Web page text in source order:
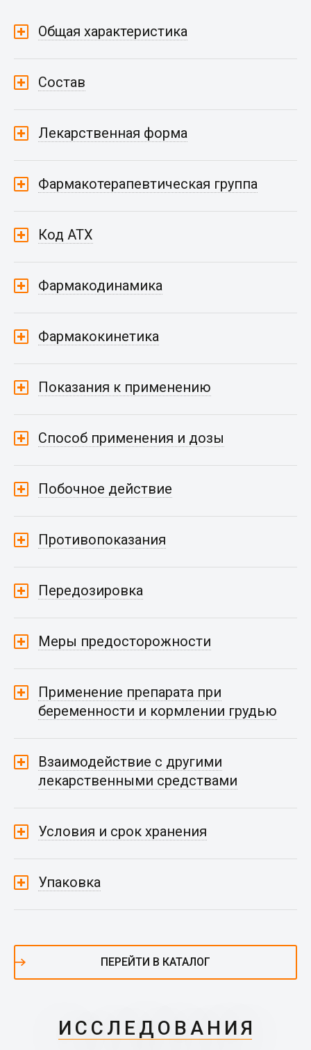
Общая характеристика
Состав
Лекарственная форма
Фармакотерапевтическая группа
Код АТХ
Фармакодинамика
Фармакокинетика
Показания к применению
Способ применения и дозы
Побочное действие
Противопоказания
Передозировка
Меры предосторожности
Применение препарата при
беременности и кормлении грудью
Взаимодействие с другими
лекарственными средствами
Условия и срок хранения
Упаковка
ПЕРЕЙТИ В КАТАЛОГ
ИССЛЕДОВАНИЯ